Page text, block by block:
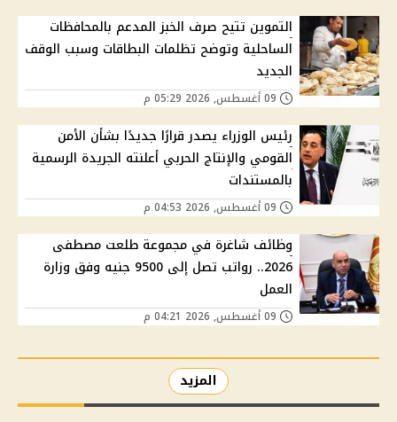
التموين تتيح صرف الخبز المدعم بالمحافظات
الساحلية وتوضح تظلمات البطاقات وسبب الوقف
الجديد
رئيس الوزراء يصدر قرارًا جديدًا بشأن الأمن
القومي والإنتاج الحربي أعلنته الجريدة الرسمية
بالمستندات
وظائف شاغرة في مجموعة طلعت مصطفى
2026.. رواتب تصل إلى 9500 جنيه وفق وزارة
العمل
المزيد